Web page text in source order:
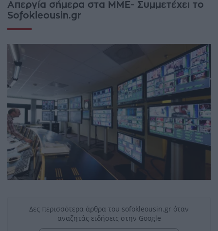
Απεργία σήμερα στα ΜΜΕ- Συμμετέχει το
Sofokleousin.gr
Δες περισσότερα άρθρα του sofokleousin.gr όταν
αναζητάς ειδήσεις στην Google